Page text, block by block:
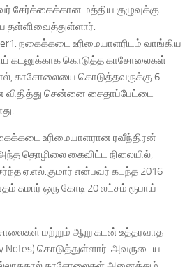
சேர்க்கைக்கான மத்திய குழுவுக்கு
தள்ளிவைத்துள்ளார்.
நகைக்கடை உரிமையாளரிடம் வாங்கிய
கடனுக்காக கொடுத்த காசோலைகள்
காசோலையை கொடுத்தவருக்கு 6
சென்னை சைதாப்பேட்டை
உரிமையாளரான ரவீந்திரன்
தொழிலை கைவிட்ட நிலையில்,
ஏ.எல்.குமார் என்பவர் கடந்த 2016
ஒரு கோடி 20 லட்சம் ரூபாய்
மற்றும் ஆறு கடன் உத்தரவாத
Notes) கொடுத்துள்ளார். அவருடைய